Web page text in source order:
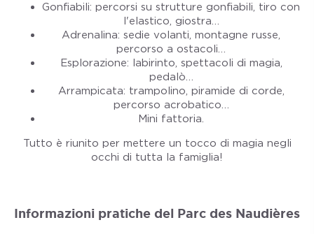
Gonfiabili: percorsi su strutture gonfiabili, tiro con
l'elastico, giostra…
Adrenalina: sedie volanti, montagne russe,
percorso a ostacoli…
Esplorazione: labirinto, spettacoli di magia,
pedalò…
Arrampicata: trampolino, piramide di corde,
percorso acrobatico…
Mini fattoria.
Tutto è riunito per mettere un tocco di magia negli
occhi di tutta la famiglia!
Informazioni pratiche del Parc des Naudières